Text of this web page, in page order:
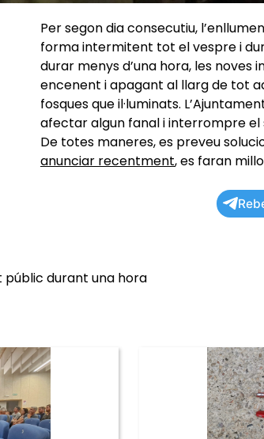
Per segon dia consecutiu,
forma intermitent tot el vespre i
durar menys d’una hora, les noves
encenent i apagant al llarg de tot
fosques que il·luminats.
afectar algun fanal i interrompre
De totes maneres, es preveu
anunciar recentment, es faran
públic durant una hora